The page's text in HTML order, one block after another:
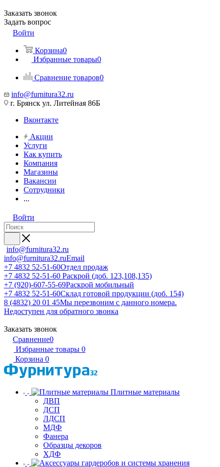
Заказать звонок
Задать вопрос
Войти
Корзина0
Избранные товары0
Сравнение товаров0
info@furnitura32.ru
г. Брянск ул. Литейная 86Б
Вконтакте
Акции
Услуги
Как купить
Компания
Магазины
Вакансии
Сотрудники
...
Войти
info@furnitura32.ru
info@furnitura32.ruEmail
+7 4832 52-51-60Отдел продаж
+7 4832 52-51-60 Раскрой (доб. 123,108,135)
+7 (920)-607-55-69Раскрой мобильный
+7 4832 52-51-60Склад готовой продукции (доб. 154)
8 (4832) 20 01 45Мы перезвоним с данного номера.
Недоступен для обратного звонка
Заказать звонок
Сравнение0
Избранные товары 0
Корзина 0
Плитные материалы
ДВП
ДСП
ЛДСП
МДФ
Фанера
Образцы декоров
ХДФ